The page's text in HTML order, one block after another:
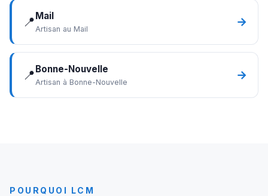
📍Mail
Artisan au Mail →
📍Bonne-Nouvelle
Artisan à Bonne-Nouvelle →
POURQUOI LCM